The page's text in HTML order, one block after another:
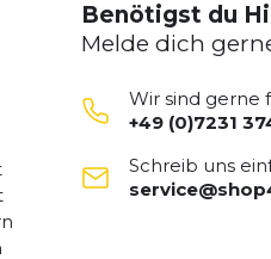
Benötigst du
Melde dich
Wir sind gerne
+49 (0)7231
Schreib uns